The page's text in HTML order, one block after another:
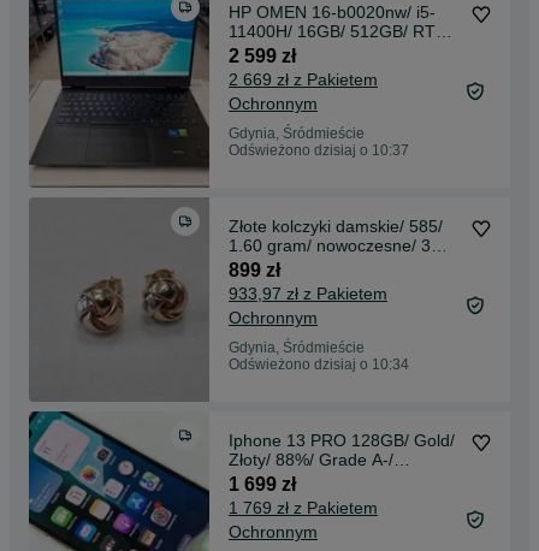
HP OMEN 16-b0020nw/ i5-
11400H/ 16GB/ 512GB/ RTX
3050 Ti 4GB/ W11/ Grade A
2 599 zł
2 669 zł z Pakietem
Ochronnym
Gdynia, Śródmieście
Odświeżono dzisiaj o 10:37
Złote kolczyki damskie/ 585/
1.60 gram/ nowoczesne/ 3
kolory złota
899 zł
933,97 zł z Pakietem
Ochronnym
Gdynia, Śródmieście
Odświeżono dzisiaj o 10:34
Iphone 13 PRO 128GB/ Gold/
Złoty/ 88%/ Grade A-/
Gwarancja + ładowarka
1 699 zł
1 769 zł z Pakietem
Ochronnym